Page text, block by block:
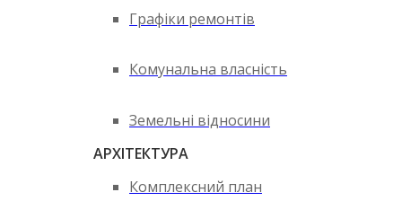
Графіки ремонтів
Комунальна власність
Земельні відносини
АРХІТЕКТУРА
Комплексний план